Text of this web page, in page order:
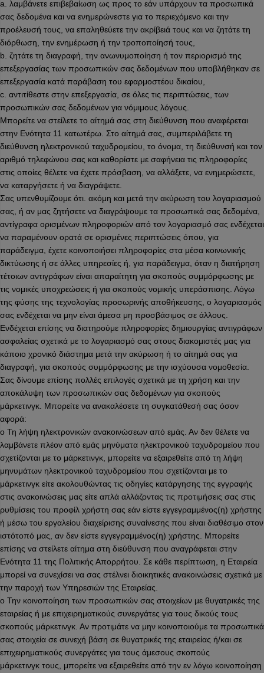
a. λαμβάνετε επιβεβαίωση ως προς το εάν υπάρχουν τα προσωπικά
σας δεδομένα και να ενημερώνεστε για το περιεχόμενο και την
προέλευσή τους, να επαληθεύετε την ακρίβειά τους και να ζητάτε τη
διόρθωση, την ενημέρωση ή την τροποποίησή τους,
b. ζητάτε τη διαγραφή, την ανωνυμοποίηση ή τον περιορισμό της
επεξεργασίας των προσωπικών σας δεδομένων που υποβλήθηκαν σε
επεξεργασία κατά παράβαση του εφαρμοστέου δικαίου,
c. αντιτίθεστε στην επεξεργασία, σε όλες τις περιπτώσεις, των
προσωπικών σας δεδομένων για νόμιμους λόγους.
Μπορείτε να στείλετε το αίτημά σας στη διεύθυνση που αναφέρεται
στην Ενότητα 11 κατωτέρω. Στο αίτημά σας, συμπεριλάβετε τη
διεύθυνση ηλεκτρονικού ταχυδρομείου, το όνομα, τη διεύθυνσή και τον
αριθμό τηλεφώνου σας και καθορίστε με σαφήνεια τις πληροφορίες
στις οποίες θέλετε να έχετε πρόσβαση, να αλλάξετε, να ενημερώσετε,
να καταργήσετε ή να διαγράψετε.
Σας υπενθυμίζουμε ότι. ακόμη και μετά την ακύρωση του λογαριασμού
σας, ή αν μας ζητήσετε να διαγράψουμε τα προσωπικά σας δεδομένα,
αντίγραφα ορισμένων πληροφοριών από τον λογαριασμό σας ενδέχεται
να παραμένουν ορατά σε ορισμένες περιπτώσεις όπου, για
παράδειγμα, έχετε κοινοποιήσει πληροφορίες στα μέσα κοινωνικής
δικτύωσης ή σε άλλες υπηρεσίες ή, για παράδειγμα, όταν η διατήρηση
τέτοιων αντιγράφων είναι απαραίτητη για σκοπούς συμμόρφωσης με
τις νομικές υποχρεώσεις ή για σκοπούς νομικής υπεράσπισης. Λόγω
της φύσης της τεχνολογίας προσωρινής αποθήκευσης, ο λογαριασμός
σας ενδέχεται να μην είναι άμεσα μη προσβάσιμος σε άλλους.
Ενδέχεται επίσης να διατηρούμε πληροφορίες δημιουργίας αντιγράφων
ασφαλείας σχετικά με το λογαριασμό σας στους διακομιστές μας για
κάποιο χρονικό διάστημα μετά την ακύρωση ή το αίτημά σας για
διαγραφή, για σκοπούς συμμόρφωσης με την ισχύουσα νομοθεσία.
Σας δίνουμε επίσης πολλές επιλογές σχετικά με τη χρήση και την
αποκάλυψη των προσωπικών σας δεδομένων για σκοπούς
μάρκετινγκ. Μπορείτε να ανακαλέσετε τη συγκατάθεσή σας όσον
αφορά:
o Τη λήψη ηλεκτρονικών ανακοινώσεων από εμάς. Αν δεν θέλετε να
λαμβάνετε πλέον από εμάς μηνύματα ηλεκτρονικού ταχυδρομείου που
σχετίζονται με το μάρκετινγκ, μπορείτε να εξαιρεθείτε από τη λήψη
μηνυμάτων ηλεκτρονικού ταχυδρομείου που σχετίζονται με το
μάρκετινγκ είτε ακολουθώντας τις οδηγίες κατάργησης της εγγραφής
στις ανακοινώσεις μας είτε απλά αλλάζοντας τις προτιμήσεις σας στις
ρυθμίσεις του προφίλ χρήστη σας εάν είστε εγγεγραμμένος(η) χρήστης
ή μέσω του εργαλείου διαχείρισης συναίνεσης που είναι διαθέσιμο στον
ιστότοπό μας, αν δεν είστε εγγεγραμμένος(η) χρήστης. Μπορείτε
επίσης να στείλετε αίτημα στη διεύθυνση που αναγράφεται στην
Ενότητα 11 της Πολιτικής Απορρήτου. Σε κάθε περίπτωση, η Εταιρεία
μπορεί να συνεχίσει να σας στέλνει διοικητικές ανακοινώσεις σχετικά με
την παροχή των Υπηρεσιών της Εταιρείας.
o Την κοινοποίηση των προσωπικών σας στοιχείων με θυγατρικές της
εταιρείας ή με επιχειρηματικούς συνεργάτες για τους δικούς τους
σκοπούς μάρκετινγκ. Αν προτιμάτε να μην κοινοποιούμε τα προσωπικά
σας στοιχεία σε συνεχή βάση σε θυγατρικές της εταιρείας ή/και σε
επιχειρηματικούς συνεργάτες για τους άμεσους σκοπούς
μάρκετινγκ τους, μπορείτε να εξαιρεθείτε από την εν λόγω κοινοποίηση